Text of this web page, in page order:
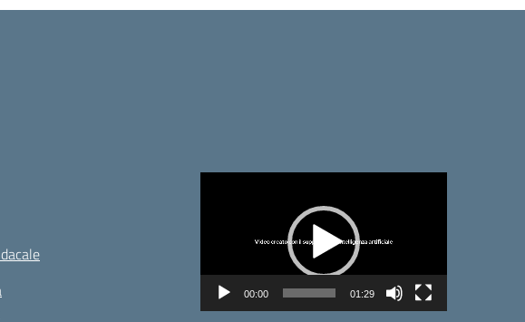
00:00 01:29